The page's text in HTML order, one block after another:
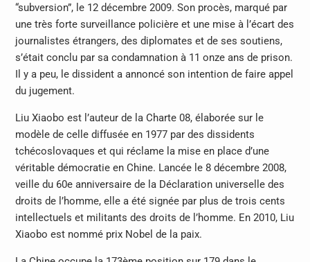
“subversion”, le 12 décembre 2009. Son procès, marqué par
une très forte surveillance policière et une mise à l’écart des
journalistes étrangers, des diplomates et de ses soutiens,
s’était conclu par sa condamnation à 11 onze ans de prison.
Il y a peu, le dissident a annoncé son intention de faire appel
du jugement.
Liu Xiaobo est l’auteur de la Charte 08, élaborée sur le
modèle de celle diffusée en 1977 par des dissidents
tchécoslovaques et qui réclame la mise en place d’une
véritable démocratie en Chine. Lancée le 8 décembre 2008,
veille du 60e anniversaire de la Déclaration universelle des
droits de l’homme, elle a été signée par plus de trois cents
intellectuels et militants des droits de l’homme. En 2010, Liu
Xiaobo est nommé prix Nobel de la paix.